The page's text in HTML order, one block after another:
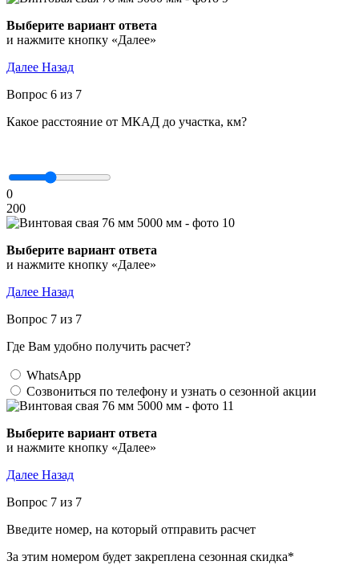
Выберите вариант ответа
и нажмите кнопку «Далее»
Далее Назад
Вопрос 6 из 7
Какое расстояние от МКАД до участка, км?
0
200
Выберите вариант ответа
и нажмите кнопку «Далее»
Далее Назад
Вопрос 7 из 7
Где Вам удобно получить расчет?
WhatsApp
Созвониться по телефону и узнать о сезонной акции
Выберите вариант ответа
и нажмите кнопку «Далее»
Далее Назад
Вопрос 7 из 7
Введите номер, на который отправить расчет
За этим номером будет закреплена сезонная скидка*